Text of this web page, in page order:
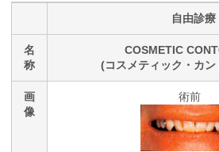
自由診療
名
称
COSMETIC
(コスメティック・カン
画
像
術前